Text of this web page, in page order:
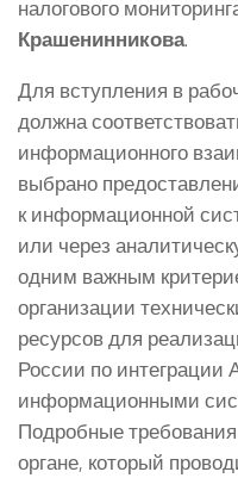
налогового
Крашенинникова.
Для вступления в
должна
информационного
выбрано
к информационной
или через
одним важным
организации
ресурсов для
России по интеграции
информационными
Подробные
органе, который